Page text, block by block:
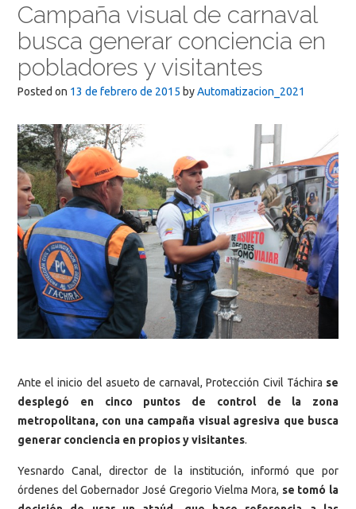
Campaña visual de carnaval
busca generar conciencia en
pobladores y visitantes
Posted on 13 de febrero de 2015 byAutomatizacion_2021
Ante el inicio del asueto de carnaval, Protección Civil Táchira se
desplegó en cinco puntos de control de la zona
metropolitana, con una campaña visual agresiva que busca
generar conciencia en propios y visitantes.
Yesnardo Canal, director de la institución, informó que por
órdenes del Gobernador José Gregorio Vielma Mora, se tomó la